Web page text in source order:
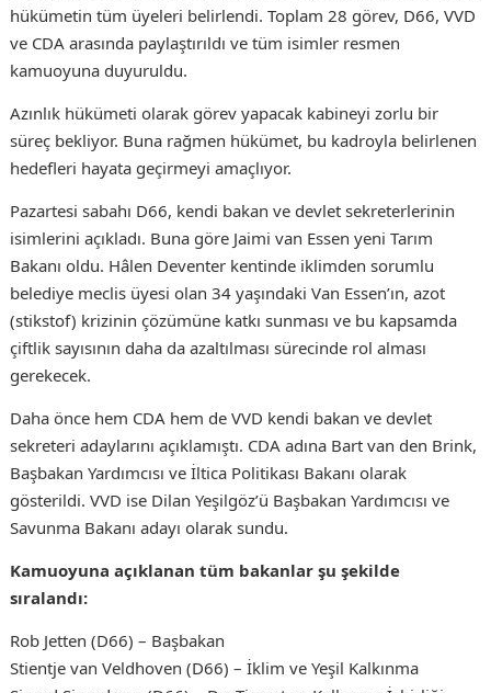
hükümetin tüm üyeleri belirlendi. Toplam 28 görev, D66, VVD
ve CDA arasında paylaştırıldı ve tüm isimler resmen
kamuoyuna duyuruldu.
Azınlık hükümeti olarak görev yapacak kabineyi zorlu bir
süreç bekliyor. Buna rağmen hükümet, bu kadroyla belirlenen
hedefleri hayata geçirmeyi amaçlıyor.
Pazartesi sabahı D66, kendi bakan ve devlet sekreterlerinin
isimlerini açıkladı. Buna göre Jaimi van Essen yeni Tarım
Bakanı oldu. Hâlen Deventer kentinde iklimden sorumlu
belediye meclis üyesi olan 34 yaşındaki Van Essen’ın, azot
(stikstof) krizinin çözümüne katkı sunması ve bu kapsamda
çiftlik sayısının daha da azaltılması sürecinde rol alması
gerekecek.
Daha önce hem CDA hem de VVD kendi bakan ve devlet
sekreteri adaylarını açıklamıştı. CDA adına Bart van den Brink,
Başbakan Yardımcısı ve İltica Politikası Bakanı olarak
gösterildi. VVD ise Dilan Yeşilgöz’ü Başbakan Yardımcısı ve
Savunma Bakanı adayı olarak sundu.
Kamuoyuna açıklanan tüm bakanlar şu şekilde
sıralandı:
Rob Jetten (D66) – Başbakan
Stientje van Veldhoven (D66) – İklim ve Yeşil Kalkınma